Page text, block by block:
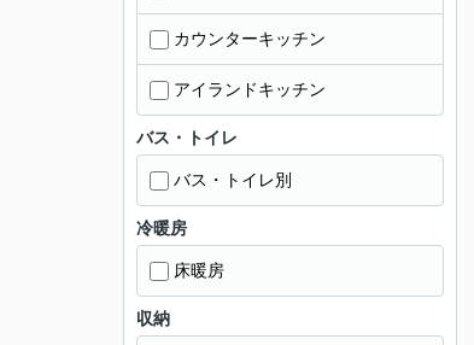
カウンターキッチン
アイランドキッチン
バス・トイレ
バス・トイレ別
冷暖房
床暖房
収納